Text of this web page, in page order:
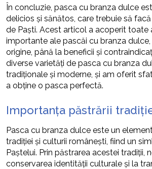
În concluzie, pasca cu branza dulce
delicios și sănătos, care trebuie să
de Paști. Acest articol a acoperit toate
importante ale pascăi cu branza dulce,
origine, până la beneficii și
diverse varietăți de pasca cu branza
tradiționale și moderne, și am oferit
a obține o pasca perfectă.
Importanța păstrării
Pasca cu branza dulce este un
tradiției și culturii românești, fiind un
Paștelui. Prin păstrarea acestei tradiții,
conservarea identității culturale și la